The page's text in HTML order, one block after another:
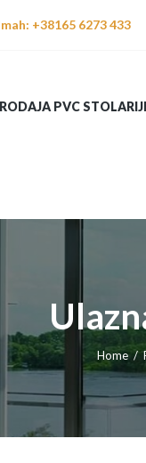
+38165 6273 433
PVC
Home